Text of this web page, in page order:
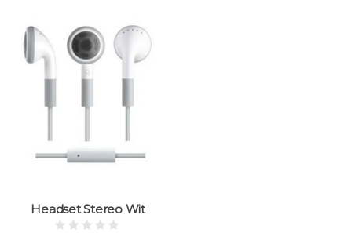
Headset Stereo Wit